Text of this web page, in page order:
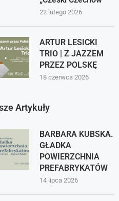
22 lutego 2026
ARTUR LESICKI
TRIO | Z JAZZEM
PRZEZ POLSKĘ
18 czerwca 2026
Artykuły
BARBARA KUBSKA.
GŁADKA
POWIERZCHNIA
PREFABRYKATÓW
14 lipca 2026